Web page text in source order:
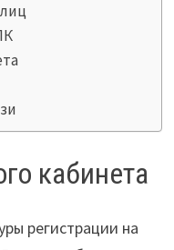
кабинета
регистрации на